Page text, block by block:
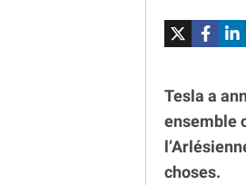
Tesla a
ensemble
choses.